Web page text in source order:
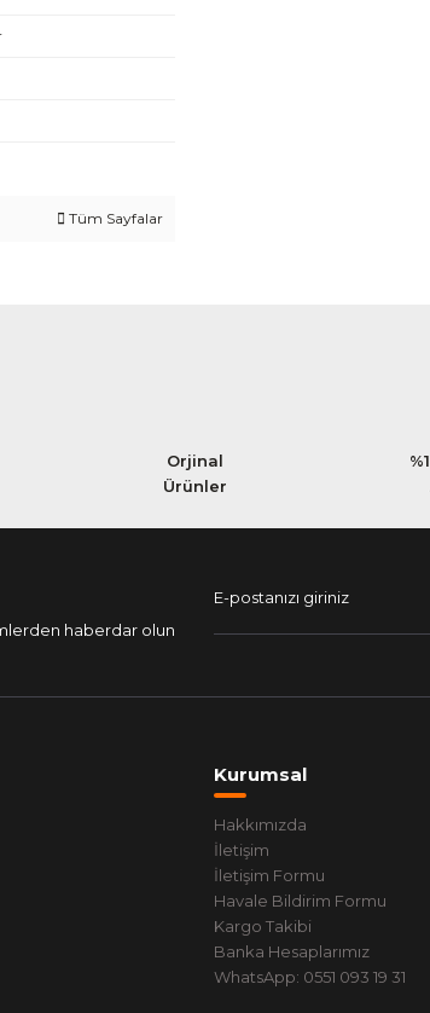
Tüm Sayfalar
Orjinal
Ürünler
haberdar olun
Kurumsal
Hakkımızda
İletişim
İletişim Formu
Havale Bildirim Formu
Kargo Takibi
Banka Hesaplarımız
WhatsApp: 0551 093 19 31